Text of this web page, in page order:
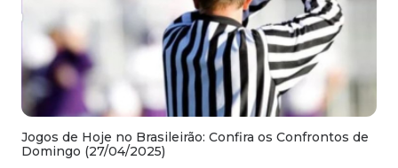
Jogos de Hoje no Brasileirão: Confira os Confrontos de
Domingo (27/04/2025)